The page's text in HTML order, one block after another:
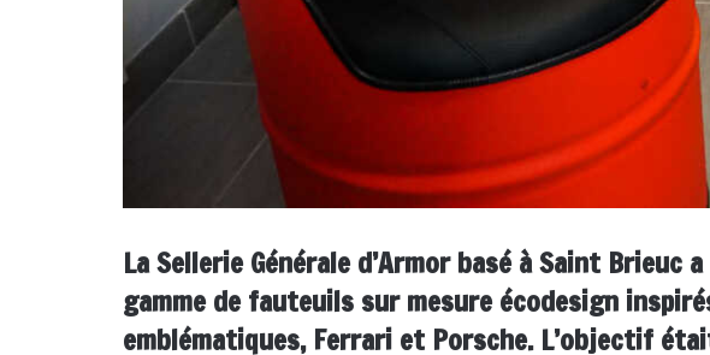
La Sellerie Générale d’Armor basé à Saint Brieuc
gamme de fauteuils sur mesure écodesign
emblématiques, Ferrari et Porsche. L’objectif